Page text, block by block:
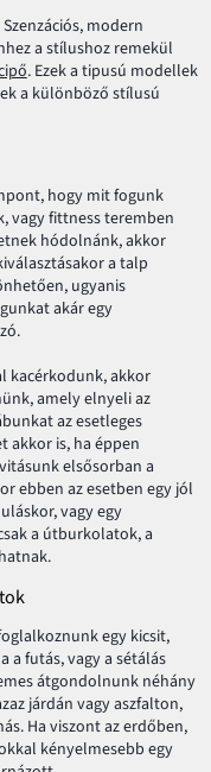
modern
a stílushoz remekül
. Ezek a tipusú modellek
a különböző stílusú
hogy mit fogunk
vagy fittness teremben
hódolnánk, akkor
a talp
ugyanis
akár egy
kacérkodunk, akkor
amely elnyeli az
az esetleges
akkor is, ha éppen
elsősorban a
ebben az esetben egy jól
vagy egy
a útburkolatok, a
egy kicsit,
a futás, vagy a sétálás
átgondolnunk néhány
járdán vagy aszfalton,
Ha viszont az erdőben,
kényelmesebb egy